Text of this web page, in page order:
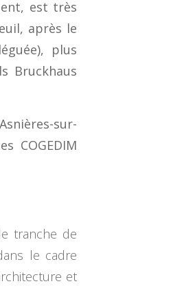
est très
après le
plus
Bruckhaus
sur-
COGEDIM
tranche de
le cadre
et